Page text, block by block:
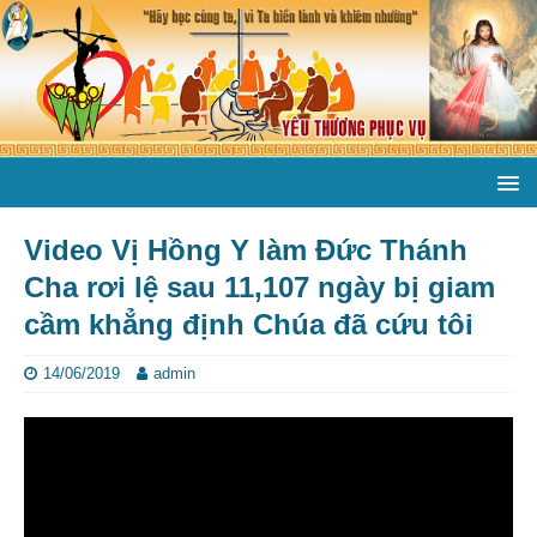
Video Vị Hồng Y làm Đức Thánh
Cha rơi lệ sau 11,107 ngày bị giam
cầm khẳng định Chúa đã cứu tôi
14/06/2019 admin